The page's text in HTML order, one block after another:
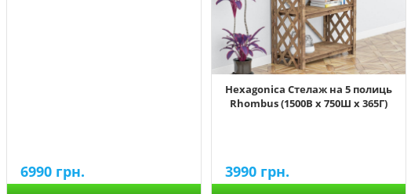
6990 грн.
Hexagonica Стелаж на 5 полиць
Rhombus (1500В х 750Ш х 365Г)
3990 грн.